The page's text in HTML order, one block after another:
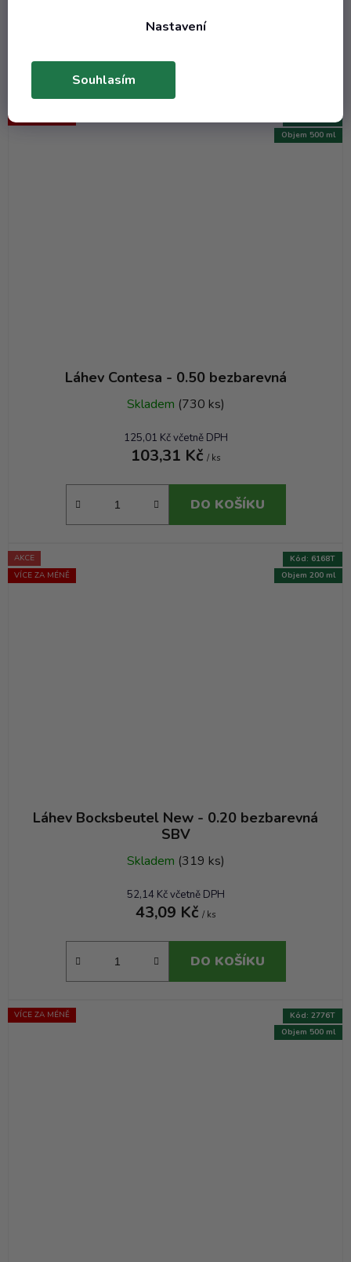
Nastavení
Souhlasím
/ ks
Láhev Contesa - 0.50 bezbarevná
Skladem (730 ks)
125,01 Kč včetně DPH
103,31 Kč / ks
DO KOŠÍKU
Objem 500 ml
AKCE
VÍCE ZA MÉNĚ
Láhev Bocksbeutel New - 0.20 bezbarevná
SBV
Skladem (319 ks)
52,14 Kč včetně DPH
43,09 Kč / ks
DO KOŠÍKU
Objem 200 ml
Kód: 6168T
VÍCE ZA MÉNĚ
Objem 500 ml
Kód: 2776T